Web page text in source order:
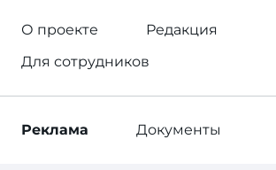
О проекте
Редакция
Для сотрудников
Реклама Документы